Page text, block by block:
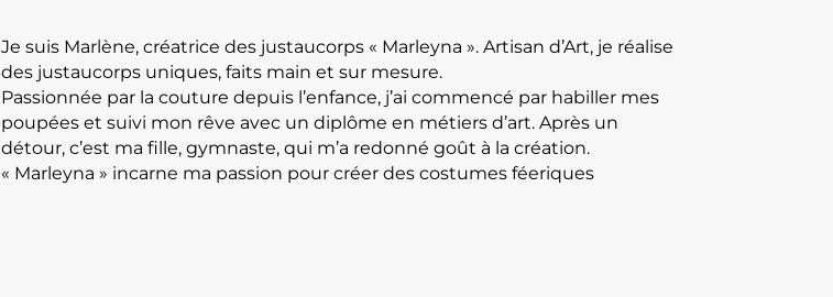
Je suis Marlène, créatrice des justaucorps « Marleyna ». Artisan d’Art, je réalise
des justaucorps uniques, faits main et sur mesure.
Passionnée par la couture depuis l’enfance, j’ai commencé par habiller mes
poupées et suivi mon rêve avec un diplôme en métiers d’art. Après un
détour, c’est ma fille, gymnaste, qui m’a redonné goût à la création.
« Marleyna » incarne ma passion pour créer des costumes féeriques